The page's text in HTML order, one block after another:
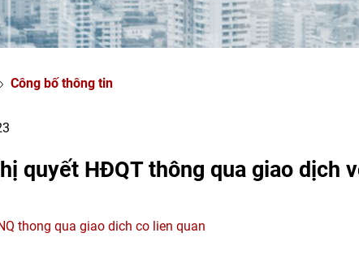
Công bố thông tin
quyết HĐQT thông qua giao dịch
thong qua giao dich co lien quan